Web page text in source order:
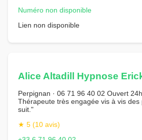
Numéro non disponible
Lien non disponible
Alice Altadill Hypnose
Perpignan · 06 71 96 40 02 Ouvert
Thérapeute très engagée vis à vis
suit."
★ 5 (10 avis)